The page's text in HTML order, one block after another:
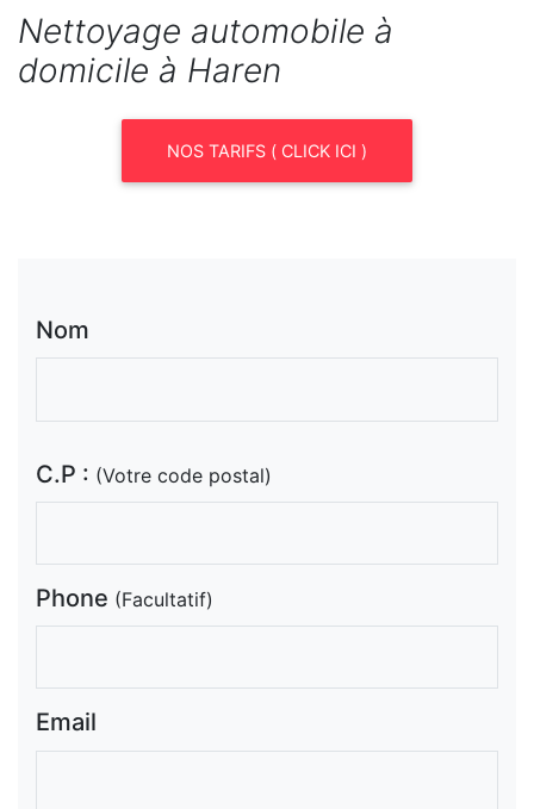
Nettoyage automobile à
domicile à Haren
NOS TARIFS ( CLICK ICI )
Nom
C.P : (Votre code postal)
Phone (Facultatif)
Email